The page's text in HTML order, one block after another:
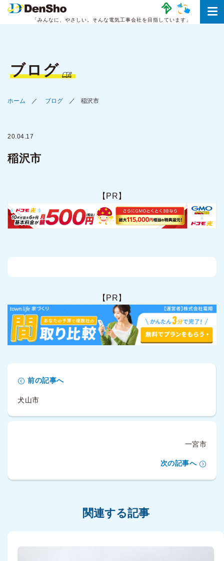
「みんなに、やさしい。 そんな電気工事会社を目指しています」
ブログ
ホーム ブログ 稲沢市
20.04.17
稲沢市
【PR】
【PR】
前の記事へ
犬山市
一宮市
次の記事へ
関連する記事